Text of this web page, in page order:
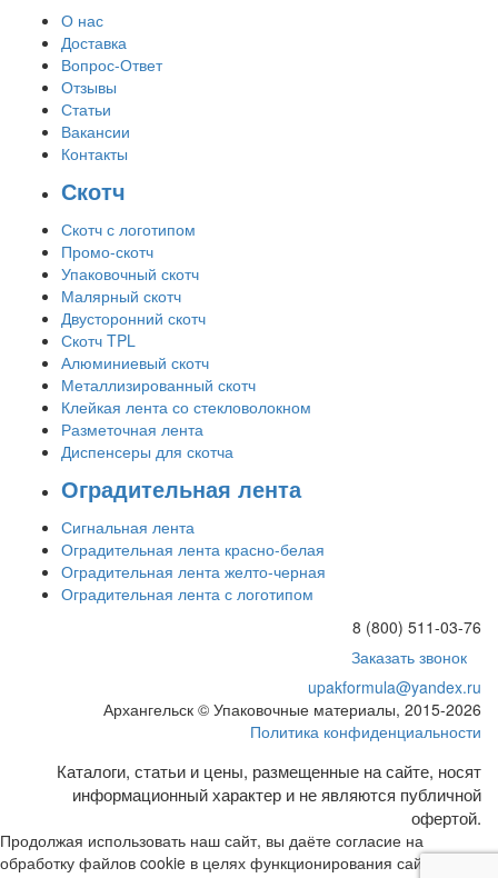
О нас
Доставка
Вопрос-Ответ
Отзывы
Статьи
Вакансии
Контакты
Скотч
Скотч с логотипом
Промо-скотч
Упаковочный скотч
Малярный скотч
Двусторонний скотч
Скотч TPL
Алюминиевый скотч
Металлизированный скотч
Клейкая лента со стекловолокном
Разметочная лента
Диспенсеры для скотча
Оградительная лента
Сигнальная лента
Оградительная лента красно-белая
Оградительная лента желто-черная
Оградительная лента с логотипом
8 (800) 511-03-76
Заказать звонок
upakformula@yandex.ru
Архангельск © Упаковочные материалы, 2015-2026
Политика конфиденциальности
Каталоги, статьи и цены, размещенные на сайте, носят
информационный характер и не являются публичной
офертой.
Продолжая использовать наш сайт, вы даёте согласие на
обработку файлов cookie в целях функционирования сайта и